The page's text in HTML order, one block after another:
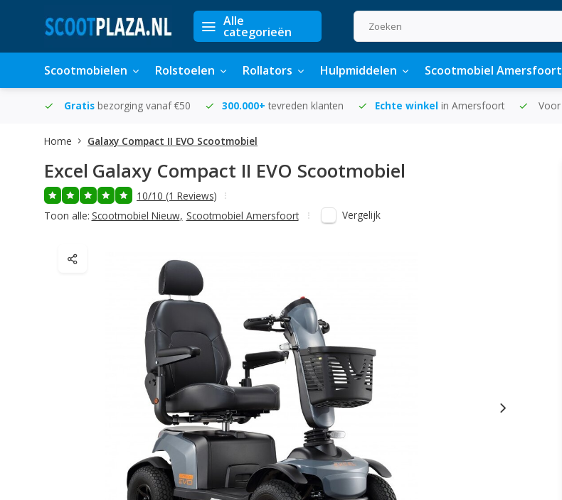
Alle
categorieën
Scootmobielen Rolstoelen Rollators Hulpmiddelen Scootmobiel Amersfoort
Gratis bezorging vanaf €50 300.000+ tevreden klanten Echte winkel in Amersfoort Voor
Home Galaxy Compact II EVO Scootmobiel
Excel Galaxy Compact II EVO Scootmobiel
10/10 (1 Reviews)
Toon alle: Scootmobiel Nieuw, Scootmobiel Amersfoort Vergelijk